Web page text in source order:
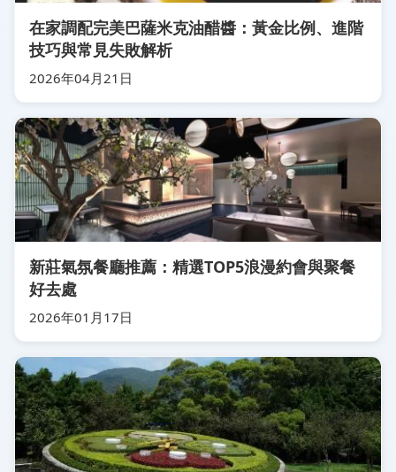
在家調配完美巴薩米克油醋醬：黃金比例、進階
技巧與常見失敗解析
2026年04月21日
新莊氣氛餐廳推薦：精選TOP5浪漫約會與聚餐
好去處
2026年01月17日